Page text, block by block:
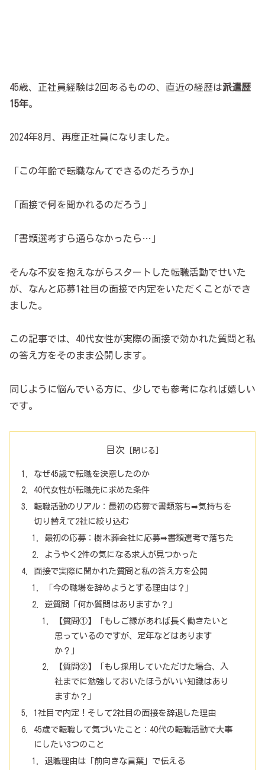
45歳、正社員経験は2回あるものの、直近の経歴は派遣歴
15年。
2024年8月、再度正社員になりました。
「この年齢で転職なんてできるのだろうか」
「面接で何を聞かれるのだろう」
「書類選考すら通らなかったら…」
そんな不安を抱えながらスタートした転職活動でせいた
が、なんと応募1社目の面接で内定をいただくことができ
ました。
この記事では、40代女性が実際の面接で効かれた質問と私
の答え方をそのまま公開します。
同じように悩んでいる方に、少しでも参考になれば嬉しい
です。
目次
なぜ45歳で転職を決意したのか
40代女性が転職先に求めた条件
転職活動のリアル：最初の応募で書類落ち➡気持ちを
切り替えて2社に絞り込む
最初の応募：樹木葬会社に応募➡書類選考で落ちた
ようやく2件の気になる求人が見つかった
面接で実際に聞かれた質問と私の答え方を公開
「今の職場を辞めようとする理由は？」
逆質問「何か質問はありますか？」
【質問①】「もしご縁があれば長く働きたいと
思っているのですが、定年などはあります
か？」
【質問②】「もし採用していただけた場合、入
社までに勉強しておいたほうがいい知識はあり
ますか？」
1社目で内定！そして2社目の面接を辞退した理由
45歳で転職して気づいたこと：40代の転職活動で大事
にしたい3つのこと
退職理由は「前向きな言葉」で伝える